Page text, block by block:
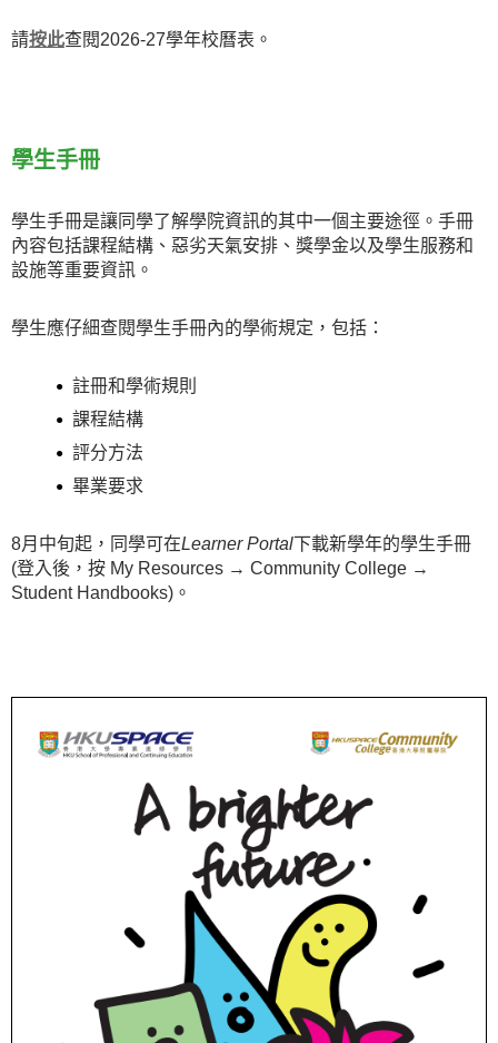
請按此查閱2026-27學年校曆表。
學生手冊
學生手冊是讓同學了解學院資訊的其中一個主要途徑。手冊
內容包括課程結構、惡劣天氣安排、獎學金以及學生服務和
設施等重要資訊。
學生應仔細查閱學生手冊內的學術規定，包括：
註冊和學術規則
課程結構
評分方法
畢業要求
8月中旬起，同學可在Learner Portal下載新學年的學生手冊
(登入後，按 My Resources → Community College →
Student Handbooks)。